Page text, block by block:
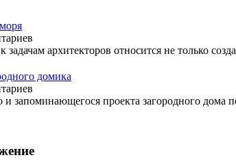
архитекторов относится не только
домика
и запоминающегося проекта загородного дома